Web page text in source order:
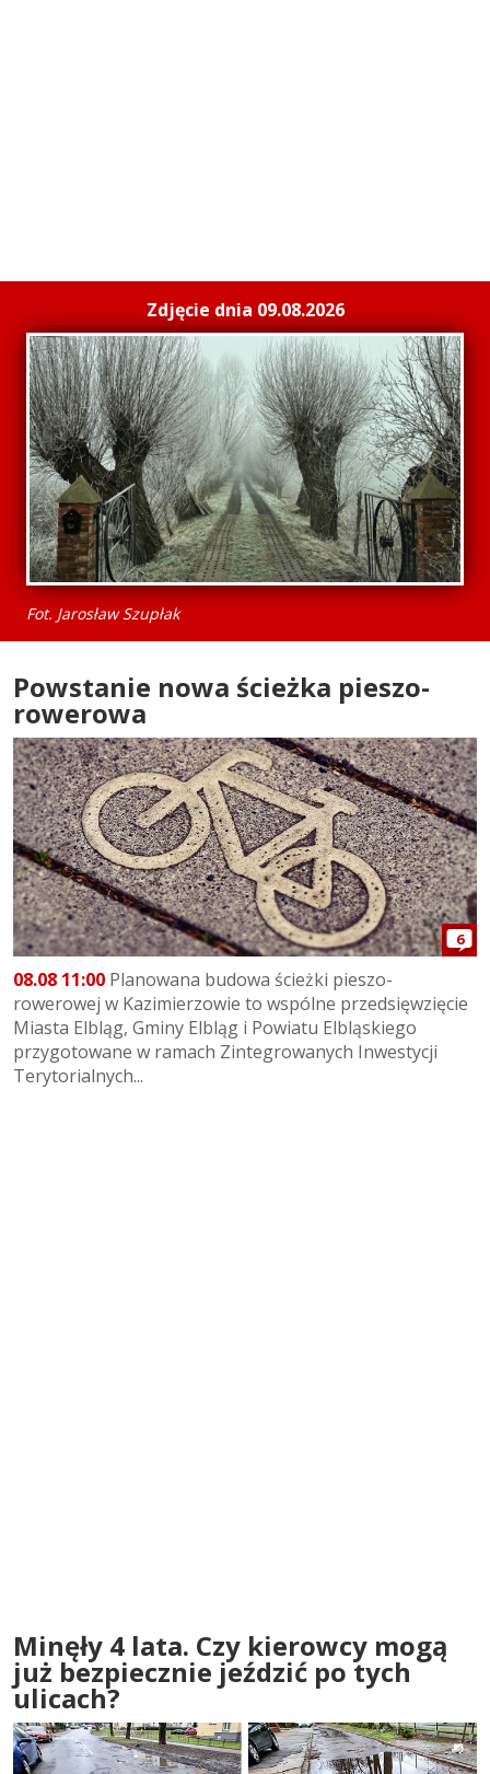
Zdjęcie dnia 09.08.2026
Fot. Jarosław Szupłak
Powstanie nowa ścieżka pieszo-
rowerowa
6
08.08 11:00 Planowana budowa ścieżki pieszo-
rowerowej w Kazimierzowie to wspólne przedsięwzięcie
Miasta Elbląg, Gminy Elbląg i Powiatu Elbląskiego
przygotowane w ramach Zintegrowanych Inwestycji
Terytorialnych...
Minęły 4 lata. Czy kierowcy mogą
już bezpiecznie jeździć po tych
ulicach?